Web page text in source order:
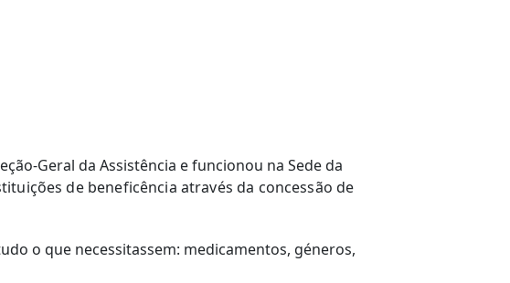
Geral da Assistência e funcionou na Sede da
de beneficência através da concessão de
o que necessitassem: medicamentos, géneros,